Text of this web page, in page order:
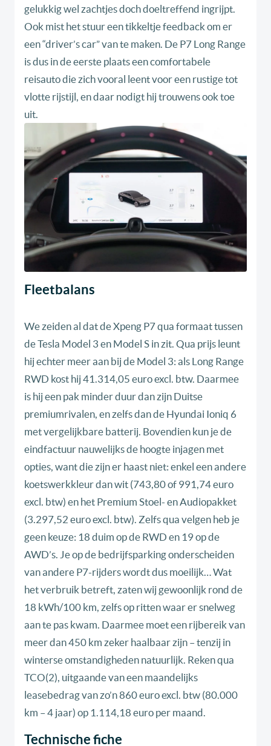
gelukkig wel zachtjes doch doeltreffend ingrijpt.
Ook mist het stuur een tikkeltje feedback om er
een “driver’s car” van te maken. De P7 Long Range
is dus in de eerste plaats een comfortabele
reisauto die zich vooral leent voor een rustige tot
vlotte rijstijl, en daar nodigt hij trouwens ook toe
uit.
Fleetbalans
We zeiden al dat de Xpeng P7 qua formaat tussen
de Tesla Model 3 en Model S in zit. Qua prijs leunt
hij echter meer aan bij de Model 3: als Long Range
RWD kost hij 41.314,05 euro excl. btw. Daarmee
is hij een pak minder duur dan zijn Duitse
premiumrivalen, en zelfs dan de Hyundai Ioniq 6
met vergelijkbare batterij. Bovendien kun je de
eindfactuur nauwelijks de hoogte injagen met
opties, want die zijn er haast niet: enkel een andere
koetswerkkleur dan wit (743,80 of 991,74 euro
excl. btw) en het Premium Stoel- en Audiopakket
(3.297,52 euro excl. btw). Zelfs qua velgen heb je
geen keuze: 18 duim op de RWD en 19 op de
AWD’s. Je op de bedrijfsparking onderscheiden
van andere P7-rijders wordt dus moeilijk… Wat
het verbruik betreft, zaten wij gewoonlijk rond de
18 kWh/100 km, zelfs op ritten waar er snelweg
aan te pas kwam. Daarmee moet een rijbereik van
meer dan 450 km zeker haalbaar zijn – tenzij in
winterse omstandigheden natuurlijk. Reken qua
TCO(2), uitgaande van een maandelijks
leasebedrag van zo’n 860 euro excl. btw (80.000
km – 4 jaar) op 1.114,18 euro per maand.
Technische fiche